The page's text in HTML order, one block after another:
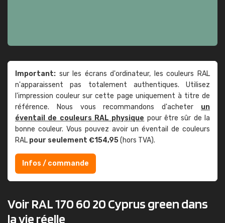
Important: sur les écrans d'ordinateur, les couleurs RAL
n'apparaissent pas totalement authentiques. Utilisez
l'impression couleur sur cette page uniquement à titre de
référence. Nous vous recommandons d'acheter un
éventail de couleurs RAL physique pour être sûr de la
bonne couleur. Vous pouvez avoir un éventail de couleurs
RAL pour seulement €154,95(hors TVA).
Infos / commande
Voir RAL 170 60 20 Cyprus green dans
la vie réelle